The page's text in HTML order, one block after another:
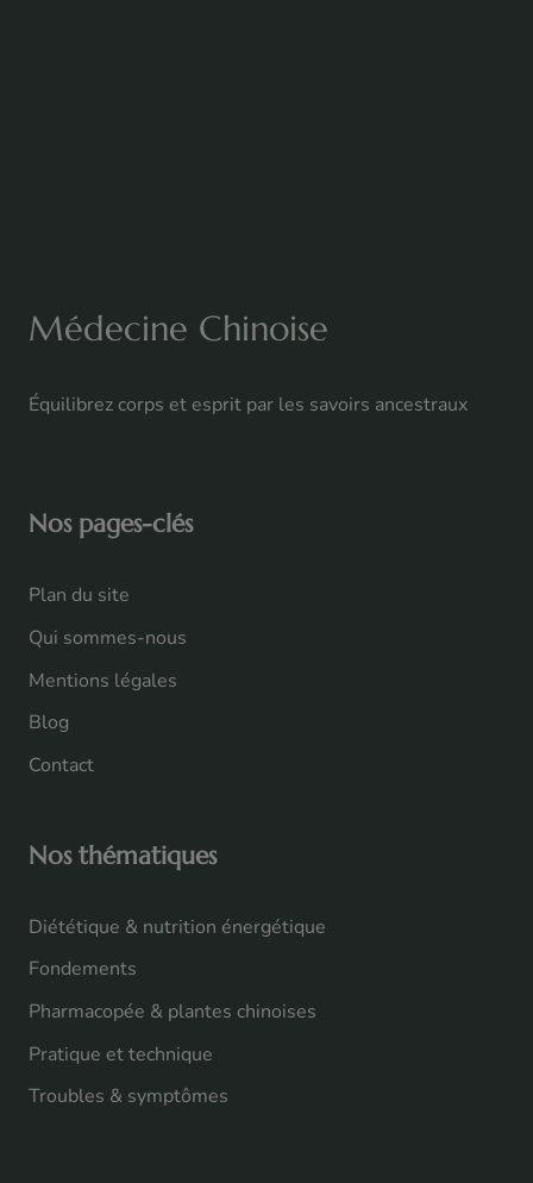
Médecine Chinoise
Équilibrez corps et esprit par les savoirs ancestraux
Nos pages-clés
Plan du site
Qui sommes-nous
Mentions légales
Blog
Contact
Nos thématiques
Diététique & nutrition énergétique
Fondements
Pharmacopée & plantes chinoises
Pratique et technique
Troubles & symptômes